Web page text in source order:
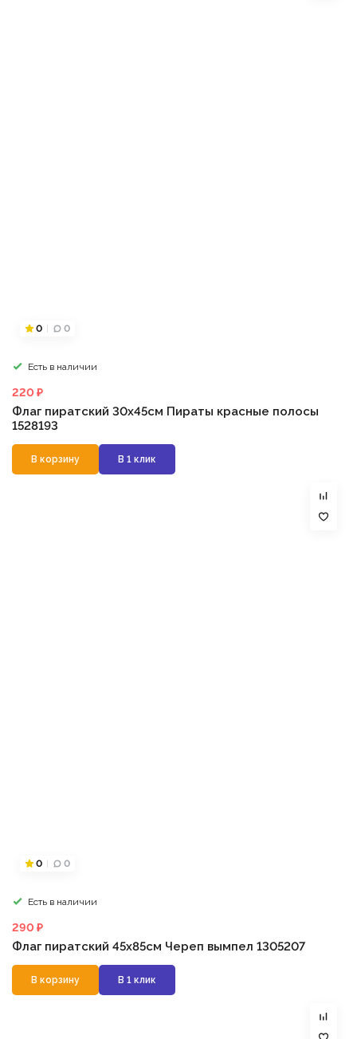
0 0
Есть в наличии
220 ₽
Флаг пиратский 30х45см Пираты красные полосы
1528193
В корзину В 1 клик
0 0
Есть в наличии
290 ₽
Флаг пиратский 45х85см Череп вымпел 1305207
В корзину В 1 клик